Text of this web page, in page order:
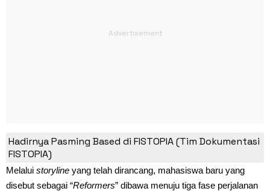
Ruination, Reform, dan Rise
Hadirnya Pasming Based di FISTOPIA (Tim Dokumentasi
FISTOPIA)
Melalui storyline yang telah dirancang, mahasiswa baru yang
disebut sebagai “Reformers” dibawa menuju tiga fase perjalanan